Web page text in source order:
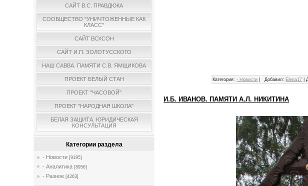
САЙТ В.С. ПРАВДЮКА
СООБЩЕСТВО "УНИЧТОЖЕННЫЕ КАК
КЛАСС"
САЙТ ВСХСОН
САЙТ И.П. ЗОЛОТУССКОГО
НАШ САВВА. ПАМЯТИ С.В. ЯМЩИКОВА
ПРОЕКТ БЕЛЫЙ СТАН
ПРОЕКТ "ЧАСОВОЙ"
ПРОЕКТ "НАРОДНАЯ ШКОЛА"
БЕЛАЯ ЗАЩИТА. ЮРИДИЧЕСКАЯ
КОНСУЛЬТАЦИЯ
Категории раздела
- Новости [9195]
- Аналитика [8956]
- Разное [4263]
Категория: - Новости Добавил: Elena17 |
И.Б. ИВАНОВ. ПАМЯТИ А.Л. НИКИТИНА